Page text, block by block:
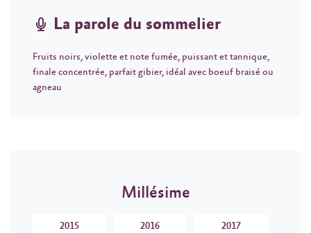
La parole du sommelier
Fruits noirs, violette et note fumée, puissant et tannique,
finale concentrée, parfait gibier, idéal avec boeuf braisé ou
agneau
Millésime
2015 2016 2017